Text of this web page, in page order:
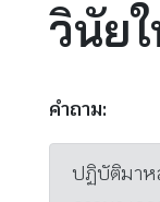
วินัย
คำถาม:
ปฏิบัติมาห